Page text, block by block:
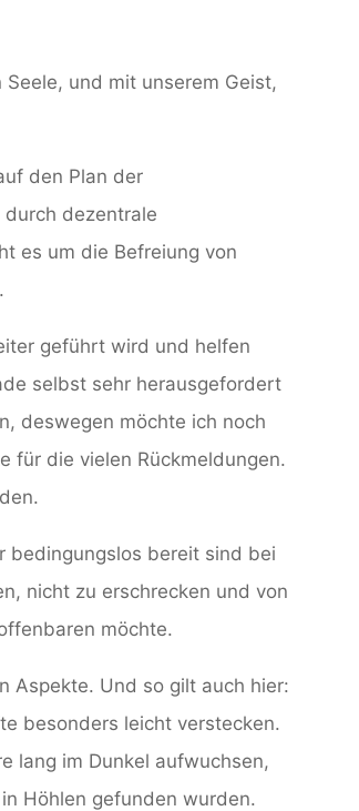
und mit unserem Geist,
den Plan der
durch dezentrale
es um die Befreiung von
geführt wird und helfen
selbst sehr herausgefordert
deswegen möchte ich noch
für die vielen Rückmeldungen.
bedingungslos bereit sind bei
nicht zu erschrecken und von
möchte.
Aspekte. Und so gilt auch hier:
besonders leicht verstecken.
lang im Dunkel aufwuchsen,
Höhlen gefunden wurden.